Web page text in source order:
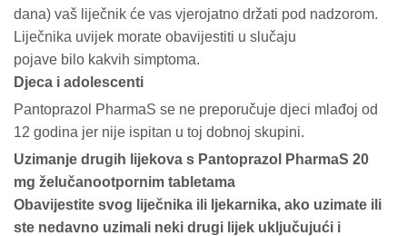
dana) vaš liječnik će vas vjerojatno držati pod nadzorom.
Liječnika uvijek morate obavijestiti u slučaju
pojave bilo kakvih simptoma.
Djeca i adolescenti
Pantoprazol PharmaS se ne preporučuje djeci mlađoj od
12 godina jer nije ispitan u toj dobnoj skupini.
Uzimanje drugih lijekova s Pantoprazol PharmaS 20
mg želučanootpornim tabletama
Obavijestite svog liječnika ili ljekarnika, ako uzimate ili
ste nedavno uzimali neki drugi lijek uključujući i